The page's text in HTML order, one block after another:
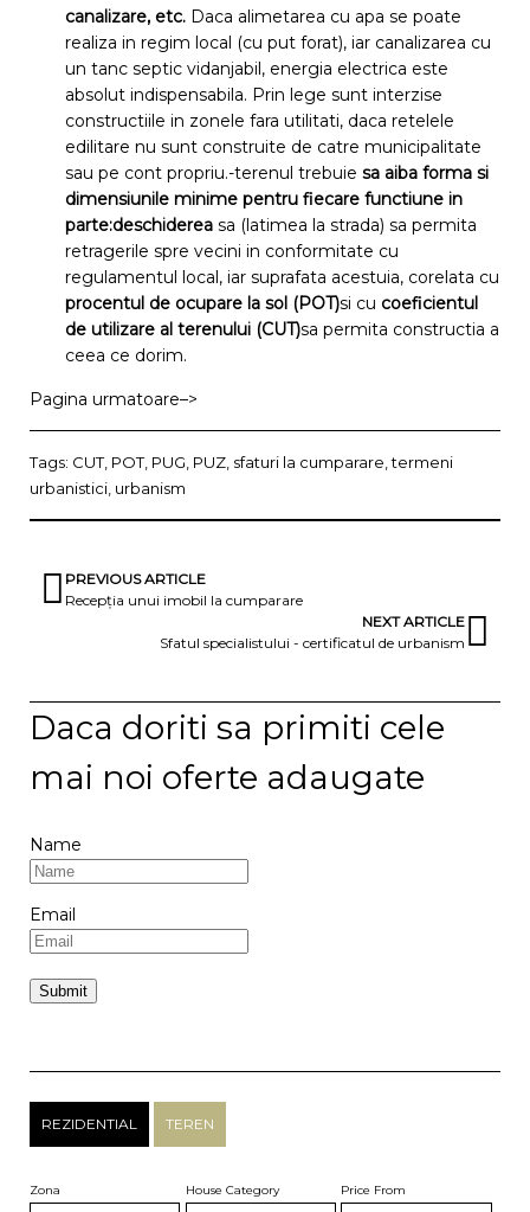
canalizare, etc. Daca alimetarea cu apa se poate
realiza in regim local (cu put forat), iar canalizarea cu
un tanc septic vidanjabil, energia electrica este
absolut indispensabila. Prin lege sunt interzise
constructiile in zonele fara utilitati, daca retelele
edilitare nu sunt construite de catre municipalitate
sau pe cont propriu.-terenul trebuie sa aiba forma si
dimensiunile minime pentru fiecare functiune in
parte:deschiderea sa (latimea la strada) sa permita
retragerile spre vecini in conformitate cu
regulamentul local, iar suprafata acestuia, corelata cu
procentul de ocupare la sol (POT)si cu coeficientul
de utilizare al terenului (CUT)sa permita constructia a
ceea ce dorim.
Pagina urmatoare–>
Tags: CUT, POT, PUG PUZ sfaturi la cumparare ,termeni
urbanistici urbanism
PREVIOUS ARTICLE
Recepția unui imobil la cumparare
NEXT ARTICLE
Sfatul specialistului - certificatul de urbanism
Daca doriti sa primiti cele
mai noi oferte adaugate
Name
Email
REZIDENTIAL TEREN
Zona House Category Price From